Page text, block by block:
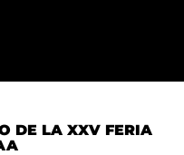
DE LA XXV FERIA